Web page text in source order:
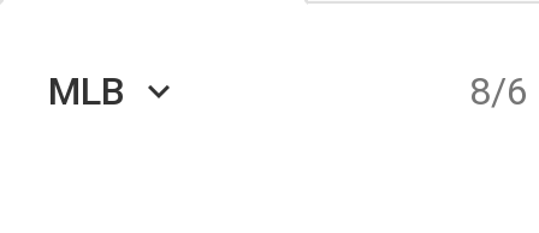
MLB keyboard_arrow_down 8/6